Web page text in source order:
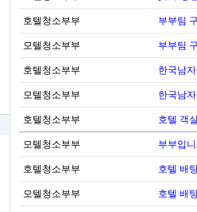
호텔청소부부 부부팀
모텔청소부부 부부팀
호텔청소부부 한국남
모텔청소부부 한국남
호텔청소부부 호텔 객
모텔청소부부 부부입
호텔청소부부 호텔 배
모텔청소부부 호텔 배